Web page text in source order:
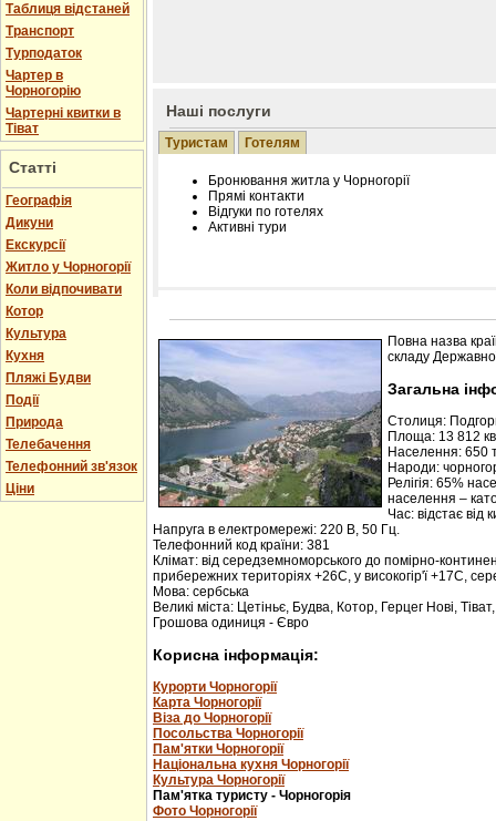
Таблиця відстаней
Транспорт
Турподаток
Чартер в
Чорногорію
Чартерні квитки в
Тіват
Статті
Географія
Дикуни
Екскурсії
Житло у Чорногорії
Коли відпочивати
Котор
Культура
Кухня
Пляжі Будви
Події
Природа
Телебачення
Телефонний зв'язок
Ціни
Наші послуги
Туристам Готелям
Бронювання житла у Чорногорії
Прямі контакти
Відгуки по готелях
Активні тури
Розміщення інформації про готель на
Редагування інформації і цін на вимогу
Лічільник відвідувачів
Повна назва
складу
Загальна
Столиця:
Площа: 13 812
Населення: 650
Народи:
Релігія: 65%
населення –
Час: відстає від
Напруга в електромережі: 220 В, 50 Гц.
Телефонний код країни: 381
Клімат: від середземноморського до помірно-
прибережних територіях +26С, у високогір'ї +17С,
Мова: сербська
Великі міста: Цетіньє, Будва, Котор, Герцег Нові,
Грошова одиниця - Євро
Корисна інформація:
Курорти Чорногорії
Карта Чорногорії
Віза до Чорногорії
Посольства Чорногорії
Пам'ятки Чорногорії
Національна кухня Чорногорії
Культура Чорногорії
Пам'ятка туристу - Чорногорія
Фото Чорногорії